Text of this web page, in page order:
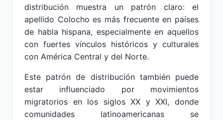
distribución muestra un patrón claro: el
apellido Colocho es más frecuente en países
de habla hispana, especialmente en aquellos
con fuertes vínculos históricos y culturales
con América Central y del Norte.
Este patrón de distribución también puede
estar influenciado por movimientos
migratorios en los siglos XX y XXI, donde
comunidades latinoamericanas se